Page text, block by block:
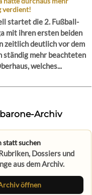
verdient!
startet die 2. Fußball-
mit ihren ersten beiden
zeitlich deutlich vor dem
ständig mehr beachteten
welches...
Archiv
statt suchen
Dossiers und
aus dem Archiv.
öffnen